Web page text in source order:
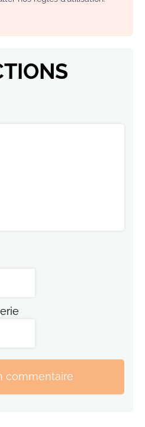
commentaire